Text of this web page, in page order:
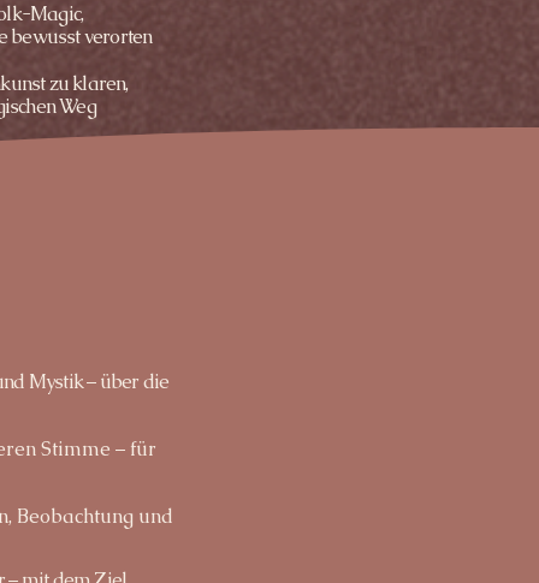
Magic,
bewusst verorten
zu klaren,
Weg
Mystik – über die
Stimme – für
Beobachtung und